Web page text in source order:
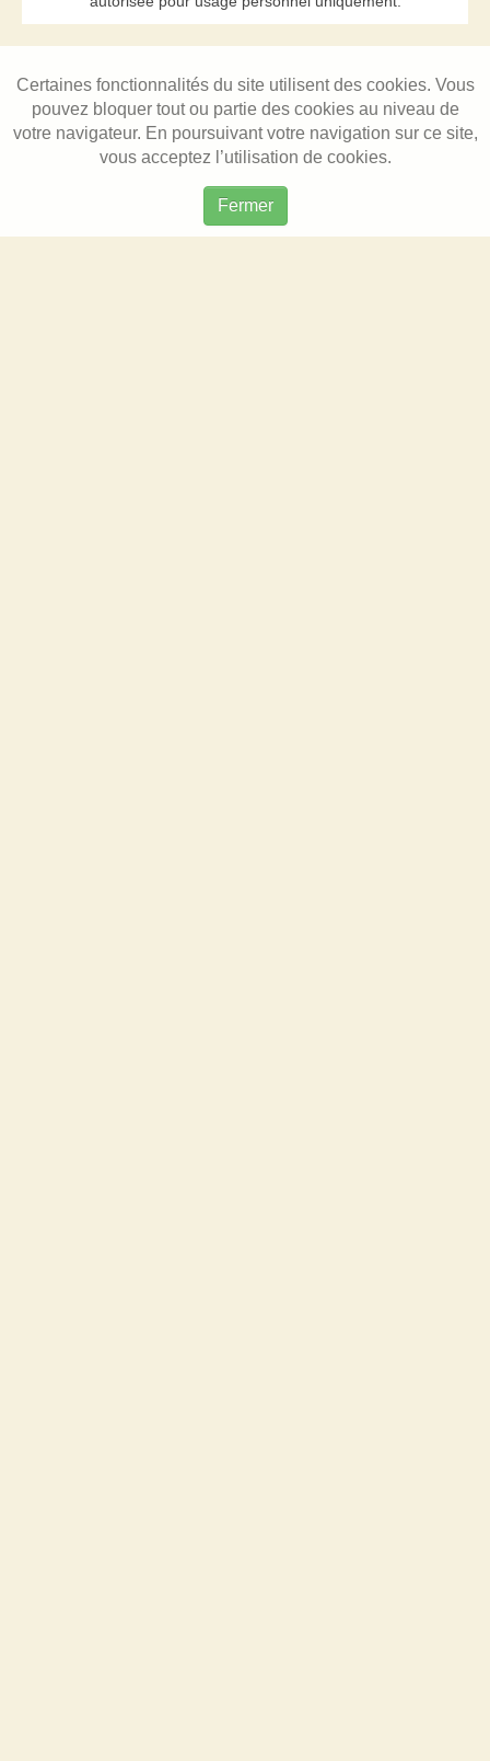
Certaines fonctionnalités du site utilisent des cookies. Vous
pouvez bloquer tout ou partie des cookies au niveau de
votre navigateur. En poursuivant votre navigation sur ce site,
vous acceptez l’utilisation de cookies.
Fermer